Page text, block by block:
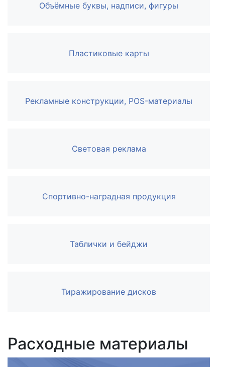
Объёмные буквы, надписи, фигуры
Пластиковые карты
Рекламные конструкции, POS-материалы
Световая реклама
Спортивно-наградная продукция
Таблички и бейджи
Тиражирование дисков
Расходные материалы